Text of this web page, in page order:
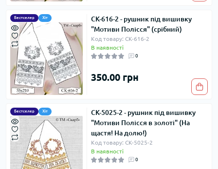
Бестселер Хіт
СК-616-2 - рушник під вишивку
"Мотиви Полісся" (срібний)
Код товару: СК-616-2
В наявності
0
350.00 грн
Бестселер Хіт
СК-5025-2 - рушник під вишивку
"Мотиви Полісся в золоті" (На
щастя! На долю!)
Код товару: СК-5025-2
В наявності
0